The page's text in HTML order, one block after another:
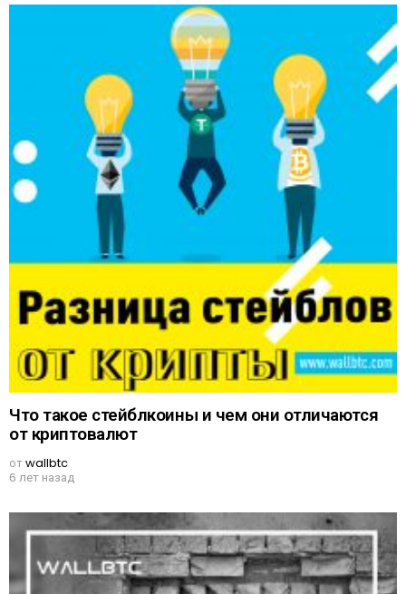
Что такое стейблкоины и чем они отличаются
от криптовалют
отwallbtc
6 лет назад